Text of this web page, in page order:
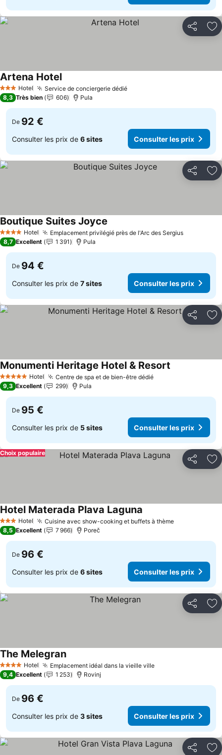
Partager
3 ÉtoilesHotel Service de conciergerie dédié
Artena Hotel
8,3 Très bien 606 Pula
De 92 €
Consulter les prix de 6 sites Consulter les prix
Partager
4 Étoiles Hotel Emplacement privilégié près de l'Arc des Sergius
Boutique Suites Joyce
8,7 Excellent 1 391 Pula
De 94 €
Consulter les prix de 7 sites Consulter les prix
Partager
5 Étoiles Hotel Centre de spa et de bien-être dédié
Monumenti Heritage Hotel & Resort
9,3 Excellent 299 Pula
De 95 €
Consulter les prix de 5 sites Consulter les prix
Partager
Choix populaire
3 ÉtoilesHotel Cuisine avec show-cooking et buffets à thème
Hotel Materada Plava Laguna
8,5 Excellent 7 966 Poreč
De 96 €
Consulter les prix de 6 sites Consulter les prix
Partager
4 Étoiles Hotel Emplacement idéal dans la vieille ville
The Melegran
9,4 Excellent 1 253 Rovinj
De 96 €
Consulter les prix de 3 sites Consulter les prix
Partager